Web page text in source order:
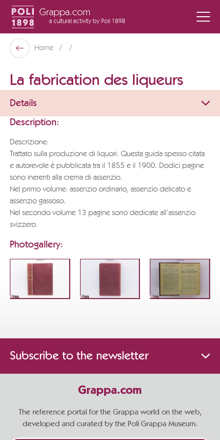
Grappa.com
a cultural activity by Poli 1898
Poli Museo Della Grappa
Back
Home
La fabrication des liqueurs
Details
Description:
Descrizione:
Trattato sulla produzione di liquori. Questa guida spesso citata
e autorevole è pubblicata tra il 1855 e il 1900. Dodici pagine
sono inerenti alla crema di assenzio.
Nel primo volume: assenzio ordinario, assenzio delicato e
assenzio gassoso.
Nel secondo volume 13 pagine sono dedicate all’assenzio
svizzero.
Photogallery:
Subscribe to the newsletter
Grappa.com
The reference portal for the Grappa world on the web,
developed and curated by the Poli Grappa Museum.